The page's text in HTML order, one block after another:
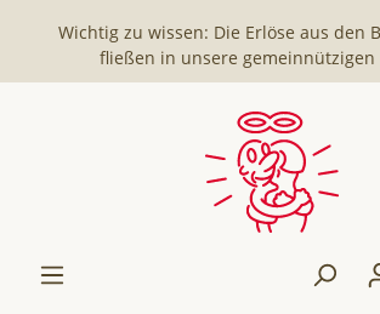
Wichtig zu wissen: Die Erlöse aus den
fließen in unsere gemeinnützigen